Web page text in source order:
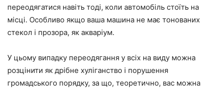
переодягатися навіть тоді, коли автомобіль стоїть на
місці. Особливо якщо ваша машина не має тонованих
стекол і прозора, як акваріум.
У цьому випадку переодягання у всіх на виду можна
розцінити як дрібне хуліганство і порушення
громадського порядку, за що, теоретично, вас можна